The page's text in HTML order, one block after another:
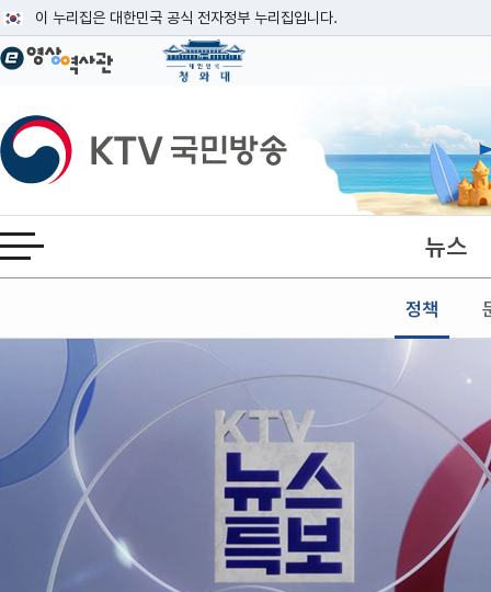
이 누리집은 대한민국 공식 전자정부 누리집입니다.
공식 누리집 주소 확인하기
이밖에 or.kr 또는 .kr등 다른 도메인 주소를 사용하고 있다면 아래 URL에서
운영중인 공식 누리집보기
KTV국민방송
전체메뉴 열기 뉴스
정책
본문